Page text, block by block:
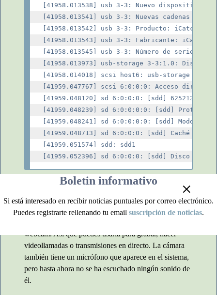
[41958.013538] usb 3-3: Nuevo dispositivo
[41958.013541] usb 3-3: Nuevas cadenas de
[41958.013542] usb 3-3: Producto: iCatchtek
[41958.013543] usb 3-3: Fabricante:
[41958.013545] usb 3-3: Número de serie:
[41958.013973] usb-storage 3-3:1.0:
[41958.014018] scsi host6: usb-storage 3-
[41959.047767] scsi 6:0:0:0: Acceso directo
[41959.048120] sd 6:0:0:0: [sdd] 62521344
[41959.048239] sd 6:0:0:0:0: [sdd]
[41959.048241] sd 6:0:0:0:0: [sdd] Modo
[41959.048713] sd 6:0:0:0: [sdd] Caché de
[41959.051574] sdd: sdd1
Conexión de la cámara Cuando el Eken H9R está sin
tarjeta SD y conectado a un ordenador, la cámara actúa
como unuvcvideodispositivo de vídeo estándar. Y la
webcam. Así que puedes usarla para grabar, hacer
videollamadas o transmisiones en directo. La cámara
también tiene un micrófono que aparece en el sistema,
pero hasta ahora no se ha escuchado ningún sonido de
él.
Boletin informativo
Si está interesado en recibir noticias puntuales por correo electrónico.
Puedes registrarte rellenando tu email suscripción de noticias.
+